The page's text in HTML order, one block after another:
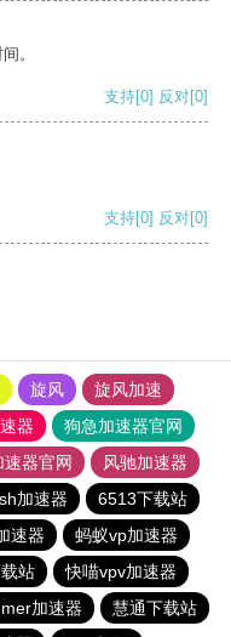
。
支持[0] 反对[0]
支持[0] 反对[0]
旋风
旋风加速
器
狗急加速器官网
器官网
风驰加速器
加速器
6513下载站
速器
蚂蚁vp加速器
站
快喵vpv加速器
加速器
慧通下载站